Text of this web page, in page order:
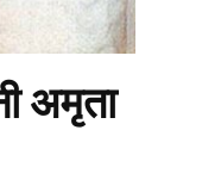
अमृता